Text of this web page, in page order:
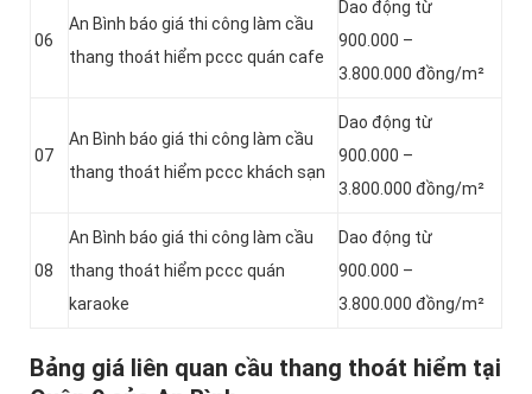
06
An Bình báo giá thi công làm cầu
thang thoát hiểm pccc quán cafe
Dao động từ
900.000 –
3.800.000 đồng/m²
07
An Bình báo giá thi công làm cầu
thang thoát hiểm pccc khách sạn
Dao động từ
900.000 –
3.800.000 đồng/m²
08
An Bình báo giá thi công làm cầu
thang thoát hiểm pccc quán
karaoke
Dao động từ
900.000 –
3.800.000 đồng/m²
Bảng giá liên quan cầu thang thoát hiểm tại